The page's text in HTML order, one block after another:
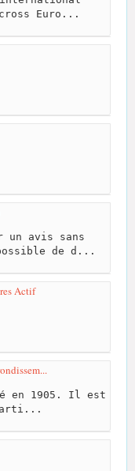
Euro...
un avis sans
de d...
Actif
en 1905. Il est